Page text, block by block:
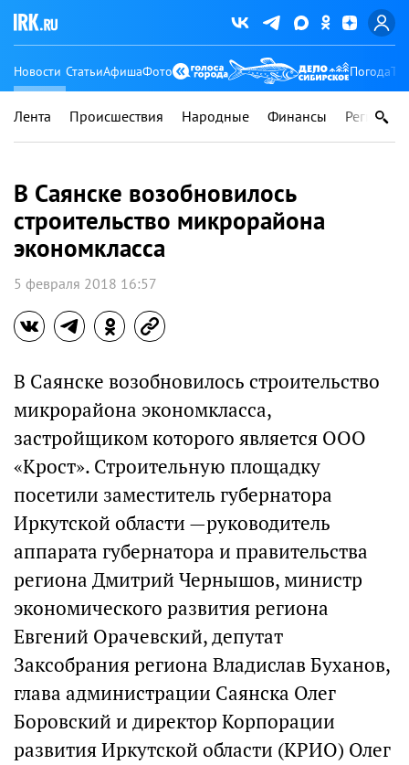
Новости СтатьиАфишаФото Погода
Лента Происшествия Народные Финансы Регионы
В Саянске возобновилось
строительство микрорайона
экономкласса
5 февраля 2018 16:57
В Саянске возобновилось строительство
микрорайона экономкласса,
застройщиком которого является ООО
«Крост». Строительную площадку
посетили заместитель губернатора
Иркутской области —руководитель
аппарата губернатора и правительства
региона Дмитрий Чернышов, министр
экономического развития региона
Евгений Орачевский, депутат
Заксобрания региона Владислав Буханов,
глава администрации Саянска Олег
Боровский и директор Корпорации
развития Иркутской области (КРИО) Олег